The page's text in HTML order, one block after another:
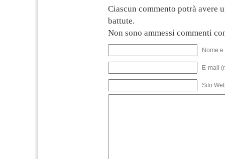
Ciascun commento potrà avere
battute.
Non sono ammessi commenti
Nome
E-mail
Sito